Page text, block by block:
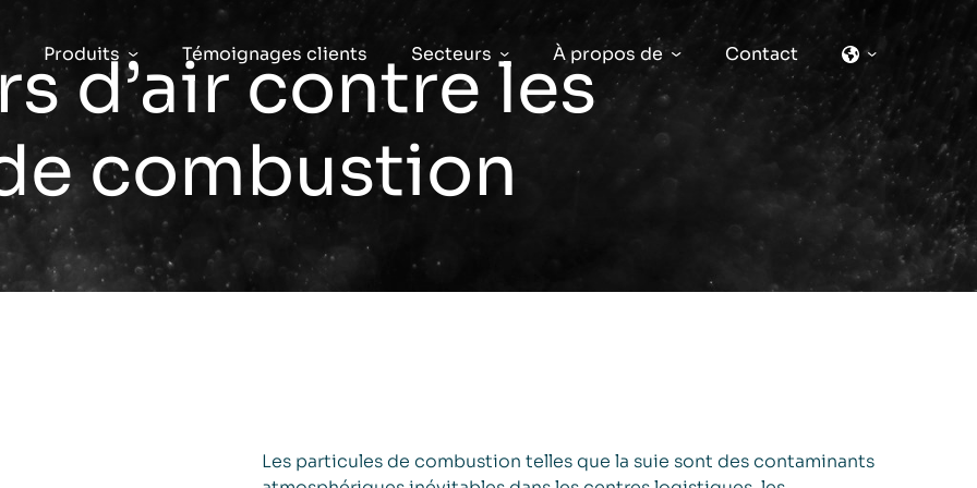
Produits
Témoignages clients Secteurs À propos de Contact
d’air contre les
combustion
Les particules de combustion telles que la suie sont des contaminants